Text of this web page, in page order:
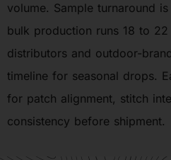
volume. Sample turnaround
bulk production runs 18 to
distributors and outdoor-
timeline for seasonal drops.
for patch alignment, stitch
consistency before shipment.